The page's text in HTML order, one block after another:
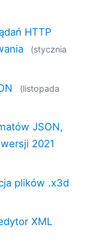
HTTP
(stycznia
(listopada
JSON,
2021
plików .x3d
XML